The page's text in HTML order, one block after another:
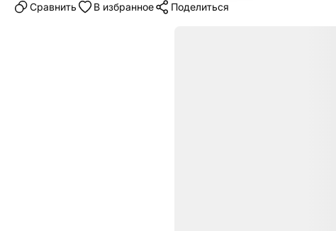
Cравнить В избранное Поделиться